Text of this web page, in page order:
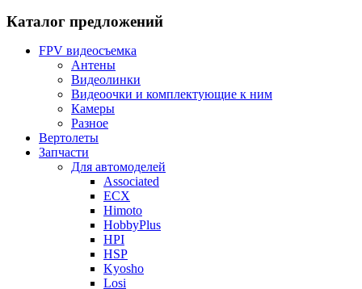
Каталог предложений
FPV видеосъемка
Антены
Видеолинки
Видеоочки и комплектующие к ним
Камеры
Разное
Вертолеты
Запчасти
Для автомоделей
Associated
ECX
Himoto
HobbyPlus
HPI
HSP
Kyosho
Losi